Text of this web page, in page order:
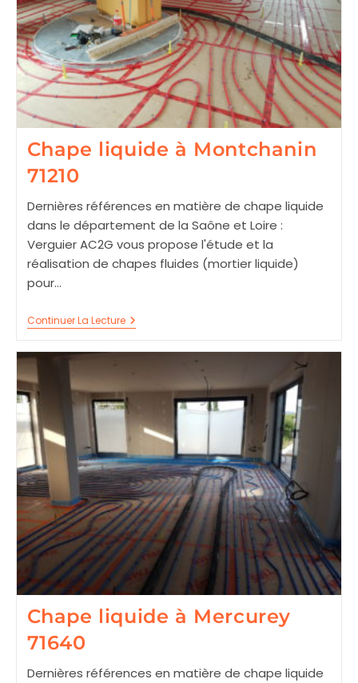
Chape liquide à Montchanin
71210
Dernières références en matière de chape liquide
dans le département de la Saône et Loire :
Verguier AC2G vous propose l'étude et la
réalisation de chapes fluides (mortier liquide)
pour…
Continuer La LectureChape
Liquide
Chape liquide à Mercurey
71640
Dernières références en matière de chape liquide